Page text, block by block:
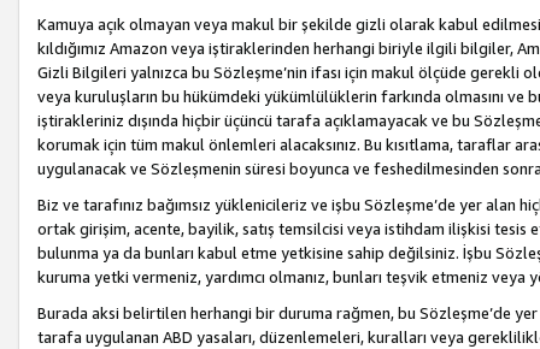
Kamuya açık olmayan veya makul bir şekilde gizli olarak kabul
kıldığımız Amazon veya iştiraklerinden herhangi biriyle ilgili bilgiler,
Gizli Bilgileri yalnızca bu Sözleşme’nin ifası için makul ölçüde gerekli
veya kuruluşların bu hükümdeki yükümlülüklerin farkında olmasını ve
iştirakleriniz dışında hiçbir üçüncü tarafa açıklamayacak ve bu
korumak için tüm makul önlemleri alacaksınız. Bu kısıtlama, taraflar
uygulanacak ve Sözleşmenin süresi boyunca ve feshedilmesinden
Biz ve tarafınız bağımsız yüklenicileriz ve işbu Sözleşme’de yer alan
ortak girişim, acente, bayilik, satış temsilcisi veya istihdam ilişkisi
bulunma ya da bunları kabul etme yetkisine sahip değilsiniz. İşbu
kuruma yetki vermeniz, yardımcı olmanız, bunları teşvik etmeniz
Burada aksi belirtilen herhangi bir duruma rağmen, bu Sözleşme’de
tarafa uygulanan ABD yasaları, düzenlemeleri, kuralları veya